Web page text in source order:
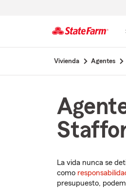
Vivienda Agentes
La vida nunca se
como
presupuesto,